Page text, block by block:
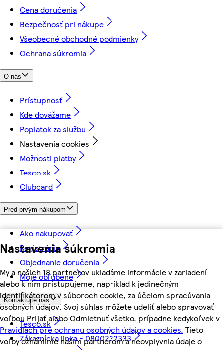
Nastavenia súkromia
My a našich 18 partnerov ukladáme informácie v zariadení
alebo k nim pristupujeme, napríklad k jedinečným
identifikátorom v súboroch cookie, za účelom spracúvania
osobných údajov. Svoj súhlas môžete udeliť alebo spravovať
voľbou Prijať alebo Odmietnuť všetko, prípadne kedykoľvek v
Pravidlách pre ochranu osobných údajov a cookies. Tieto
voľby oznámime našim partnerom a neovplyvnia údaje o
Cena doručenia
Bezpečnosť pri nákupe
Všeobecné obchodné podmienky
Ochrana súkromia
O nás
Prístupnosť
Kde dovážame
Poplatok za službu
Nastavenia cookies
Možnosti platby
Tesco.sk
Clubcard
Pred prvým nákupom
Ako nakupovať
Registrácia
Objednanie doručenia
Moje obľúbené
Kontaktujte nás
Tesco.sk
Zákaznícka linka - 0800222333